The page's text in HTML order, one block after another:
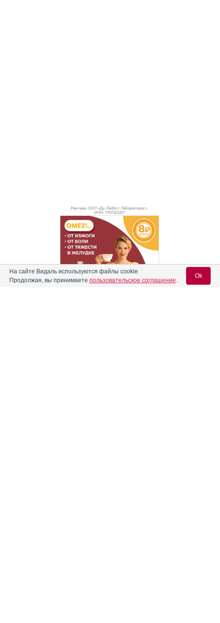
Реклама. ООО «Др. Редди’с Лабораторис»,
ИНН: 7707321227
На сайте Видаль используются файлы cookie
Продолжая, вы принимаете пользовательское соглашение.
Ok